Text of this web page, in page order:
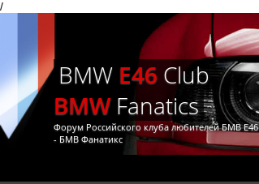
/
BMW E46 Club
BMWFanatics
Форум Российского клуба любителей БМВ Е46
- БМВ Фанатикс